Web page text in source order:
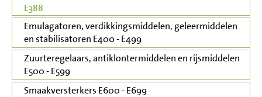
E388
Emulagatoren, verdikkingsmiddelen, geleermiddelen
en stabilisatoren E400 - E499
Zuurteregelaars, antiklontermiddelen en rijsmiddelen
E500 - E599
Smaakversterkers E600 - E699